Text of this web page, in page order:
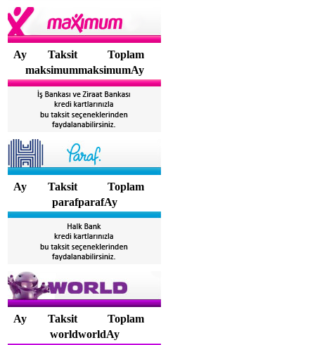
Ay Taksit
Toplam
maksimummaksimumAy
Ay Taksit
Toplam
parafparafAy
Ay Taksit
Toplam
worldworldAy